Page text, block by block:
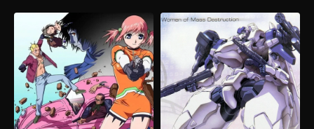
1 - 9 Episodio 9
1 - 10 Episodio 10
1 - 11 Episodio 11